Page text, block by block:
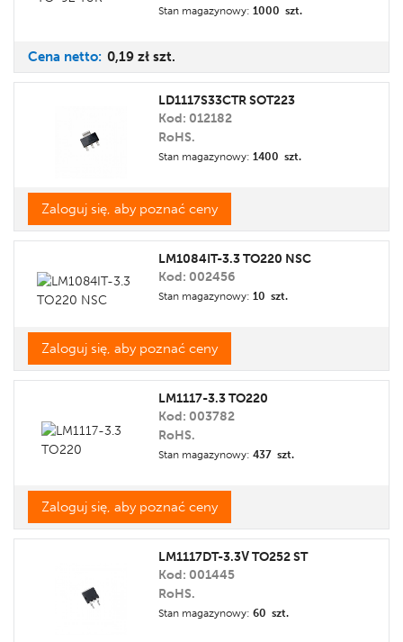
Stan magazynowy: 1000 szt.
Cena netto: 0,19 zł szt.
LD1117S33CTR SOT223
Kod: 012182
RoHS.
Stan magazynowy: 1400 szt.
Zaloguj się, aby poznać ceny
LM1084IT-3.3 TO220 NSC
Kod: 002456
Stan magazynowy: 10 szt.
Zaloguj się, aby poznać ceny
LM1117-3.3 TO220
Kod: 003782
RoHS.
Stan magazynowy: 437 szt.
Zaloguj się, aby poznać ceny
LM1117DT-3.3V TO252 ST
Kod: 001445
RoHS.
Stan magazynowy: 60 szt.